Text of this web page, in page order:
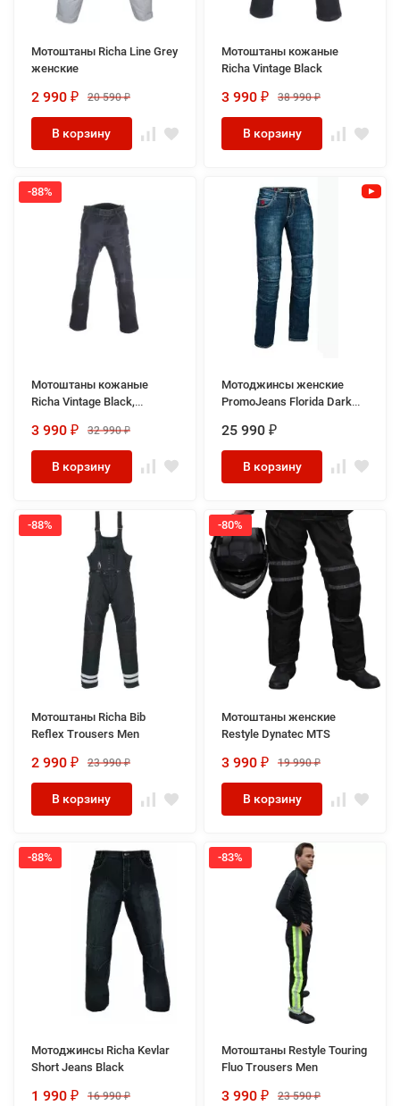
Мотоштаны Richa Line Grey
женские
2 990 ₽ 20 590 ₽
В корзину
Мотоштаны кожаные
Richa Vintage Black
3 990 ₽ 38 990 ₽
В корзину
-88%
Мотоштаны кожаные
Richa Vintage Black,
3 990 ₽ 32 990 ₽
В корзину
Мотоджинсы женские
PromoJeans Florida Dark
25 990 ₽
В корзину
-88%
Мотоштаны Richa Bib
Reflex Trousers Men
2 990 ₽ 23 990 ₽
В корзину
-80%
Мотоштаны женские
Restyle Dynatec MTS
3 990 ₽ 19 990 ₽
В корзину
-88%
Мотоджинсы Richa Kevlar
Short Jeans Black
1 990 ₽ 16 990 ₽
-83%
Мотоштаны Restyle Touring
Fluo Trousers Men
3 990 ₽ 23 590 ₽